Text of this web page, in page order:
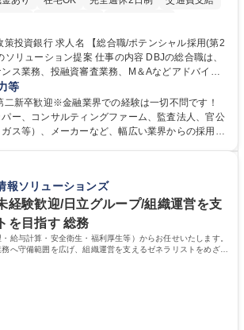
あり
職/ポテンシャル採用(第2
提案 仕事の内容 DBJの総合職は、
ス業務、投融資審査業務、M＆Aなどアドバイザ
業務など、多様な業務に精通し、複数の専門性を
く職種です。 入社後は、横断的なロー
専門性に応じたキャリアを形成していただきま
ただき、下記いずれかの部門でご活躍いただきま
れぞれの業務内容に関しては、別途その他労働条
提案
等
二新卒歓迎※金融業界での経験は一切不問です！
ー、コンサルティングファーム、監査法人、官公
ス等）、メーカーなど、幅広い業界からの採用実
材を求めています。ポテンシャル採用（第2新
経験や知識を問いません。新たな時代を見据え
題の解決に向けて先鞭をつける役割を担いたい、と
ています。 学歴・資格 学歴：大学院
報ソリューションズ
経験歓迎/日立グループ/組織運営を支
を目指す 総務
給与計算・安全衛生・福利厚生等）からお任せいたします。
へ守備範囲を広げ、組織運営を支えるゼネラリストをめざせ